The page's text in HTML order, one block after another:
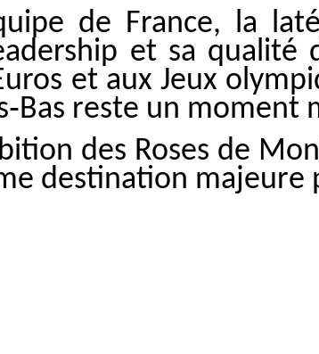
de France, la
et sa qualité
et aux Jeux
reste un
des Roses de
destination majeure